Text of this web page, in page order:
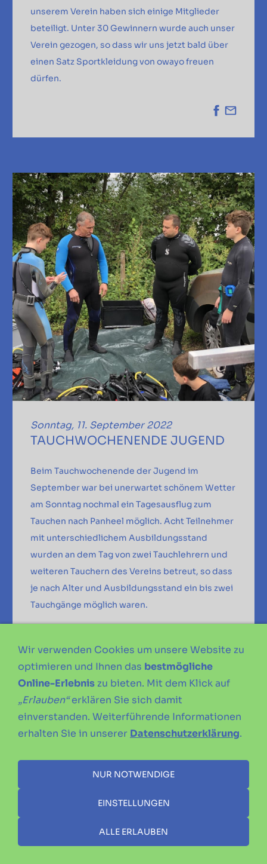
unserem Verein haben sich einige Mitglieder
beteiligt. Unter 30 Gewinnern wurde auch unser
Verein gezogen, so dass wir uns jetzt bald über
einen Satz Sportkleidung von owayo freuen
dürfen.
Sonntag, 11. September 2022
TAUCHWOCHENENDE JUGEND
Beim Tauchwochenende der Jugend im
September war bei unerwartet schönem Wetter
am Sonntag nochmal ein Tagesausflug zum
Tauchen nach Panheel möglich. Acht Teilnehmer
mit unterschiedlichem Ausbildungsstand
wurden an dem Tag von zwei Tauchlehrern und
weiteren Tauchern des Vereins betreut, so dass
je nach Alter und Ausbildungsstand ein bis zwei
Tauchgänge möglich waren.
Wir verwenden Cookies um unsere Website zu
optimieren und Ihnen das bestmögliche
Online-Erlebnis zu bieten. Mit dem Klick auf
„Erlauben“erklären Sie sich damit
einverstanden. Weiterführende Informationen
erhalten Sie in unserer Datenschutzerklärung.
NUR NOTWENDIGE
EINSTELLUNGEN
ALLE ERLAUBEN